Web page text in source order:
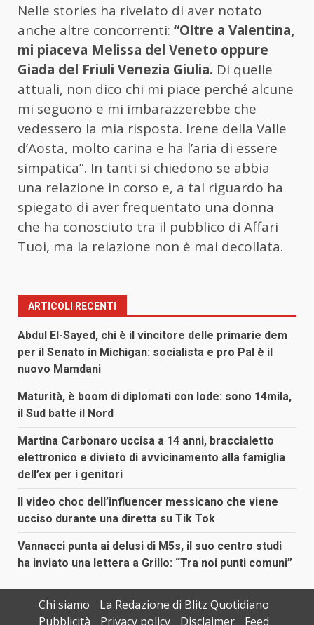
Nelle stories ha rivelato di aver notato
anche altre concorrenti: “Oltre a Valentina,
mi piaceva Melissa del Veneto oppure
Giada del Friuli Venezia Giulia. Di quelle
attuali, non dico chi mi piace perché alcune
mi seguono e mi imbarazzerebbe che
vedessero la mia risposta. Irene della Valle
d’Aosta, molto carina e ha l’aria di essere
simpatica”. In tanti si chiedono se abbia
una relazione in corso e, a tal riguardo ha
spiegato di aver frequentato una donna
che ha conosciuto tra il pubblico di Affari
Tuoi, ma la relazione non è mai decollata.
ARTICOLI RECENTI
Abdul El-Sayed, chi è il vincitore delle primarie dem
per il Senato in Michigan: socialista e pro Pal è il
nuovo Mamdani
Maturità, è boom di diplomati con lode: sono 14mila,
il Sud batte il Nord
Martina Carbonaro uccisa a 14 anni, braccialetto
elettronico e divieto di avvicinamento alla famiglia
dell’ex per i genitori
Il video choc dell’influencer messicano che viene
ucciso durante una diretta su Tik Tok
Vannacci punta ai delusi di M5s, il suo centro studi
ha inviato una lettera a Grillo: “Tra noi punti comuni”
Chi siamo
La Redazione di Blitz Quotidiano
Pubblicità
Privacy policy Disclaimer Feed